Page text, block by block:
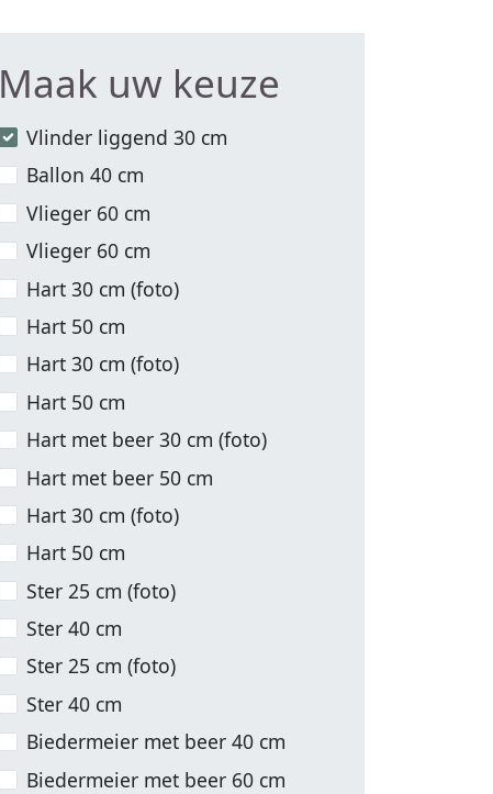
Maak uw keuze
Vlinder liggend 30 cm
Ballon 40 cm
Vlieger 60 cm
Vlieger 60 cm
Hart 30 cm (foto)
Hart 50 cm
Hart 30 cm (foto)
Hart 50 cm
Hart met beer 30 cm (foto)
Hart met beer 50 cm
Hart 30 cm (foto)
Hart 50 cm
Ster 25 cm (foto)
Ster 40 cm
Ster 25 cm (foto)
Ster 40 cm
Biedermeier met beer 40 cm
Biedermeier met beer 60 cm